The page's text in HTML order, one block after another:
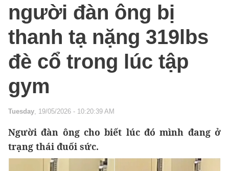
người đàn ông bị
thanh tạ nặng 319lbs
đè cổ trong lúc tập
gym
Tuesday, 19/05/2026 - 10:20:39 AM
Người đàn ông cho biết lúc đó mình đang ở
trạng thái đuối sức.